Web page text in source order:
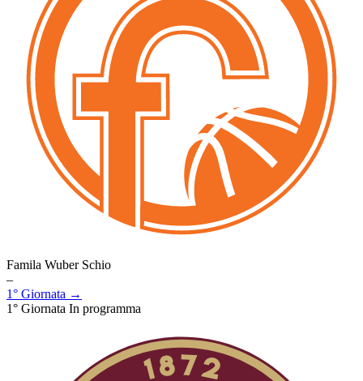
Famila Wuber Schio
–
1° Giornata →
1° Giornata In programma